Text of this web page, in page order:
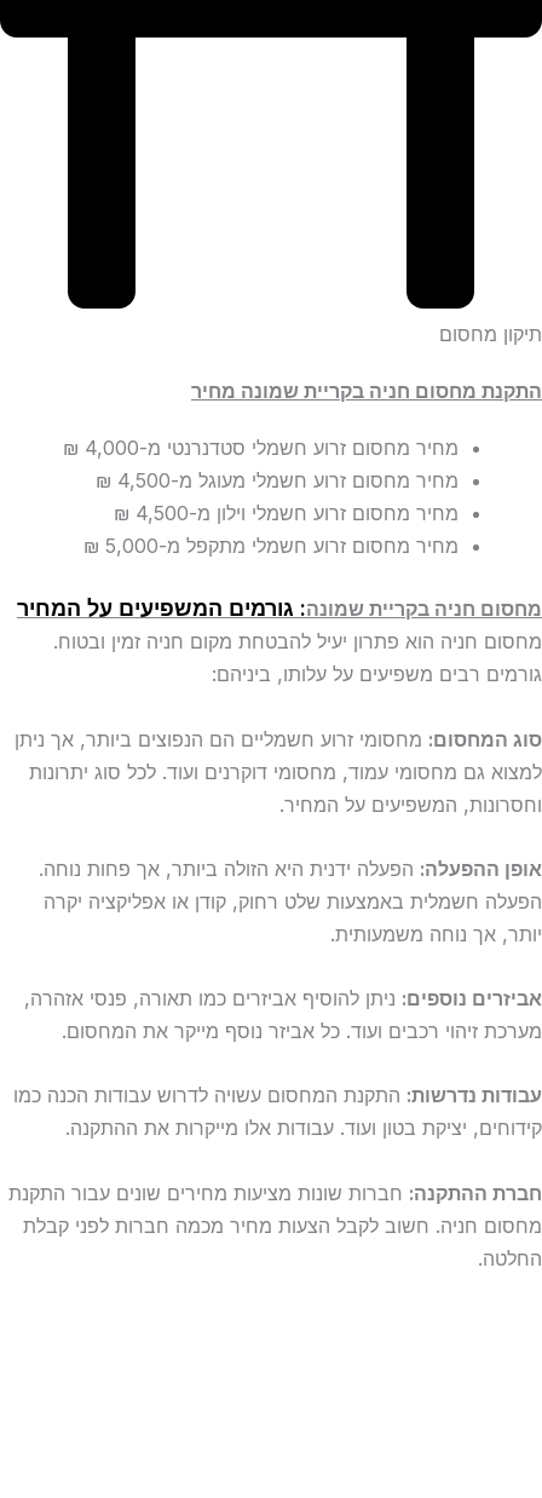
תיקון מחסום
התקנת מחסום חניה בקריית שמונה מחיר
מחיר מחסום זרוע חשמלי סטדנרנטי מ-4,000 ₪
מחיר מחסום זרוע חשמלי מעוגל מ-4,500 ₪
מחיר מחסום זרוע חשמלי וילון מ-4,500 ₪
מחיר מחסום זרוע חשמלי מתקפל מ-5,000 ₪
מחסום חניה בקריית שמונה: גורמים המשפיעים על המחיר
מחסום חניה הוא פתרון יעיל להבטחת מקום חניה זמין ובטוח.
גורמים רבים משפיעים על עלותו, ביניהם:
סוג המחסום: מחסומי זרוע חשמליים הם הנפוצים ביותר, אך ניתן
למצוא גם מחסומי עמוד, מחסומי דוקרנים ועוד. לכל סוג יתרונות
וחסרונות, המשפיעים על המחיר.
אופן ההפעלה: הפעלה ידנית היא הזולה ביותר, אך פחות נוחה.
הפעלה חשמלית באמצעות שלט רחוק, קודן או אפליקציה יקרה
יותר, אך נוחה משמעותית.
אביזרים נוספים: ניתן להוסיף אביזרים כמו תאורה, פנסי אזהרה,
מערכת זיהוי רכבים ועוד. כל אביזר נוסף מייקר את המחסום.
עבודות נדרשות: התקנת המחסום עשויה לדרוש עבודות הכנה כמו
קידוחים, יציקת בטון ועוד. עבודות אלו מייקרות את ההתקנה.
חברת ההתקנה: חברות שונות מציעות מחירים שונים עבור התקנת
מחסום חניה. חשוב לקבל הצעות מחיר מכמה חברות לפני קבלת
החלטה.